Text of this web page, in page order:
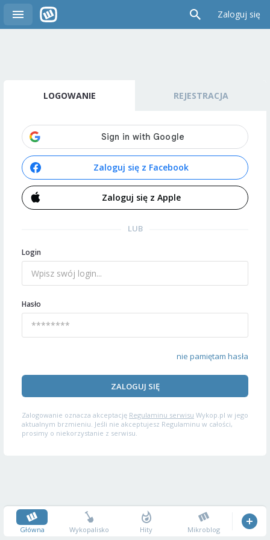
Zaloguj się
LOGOWANIE REJESTRACJA
Zaloguj się z Facebook
Zaloguj się z Apple
LUB
Login
Hasło
nie pamiętam hasła
ZALOGUJ SIĘ
Zalogowanie oznacza akceptację Regulaminu serwisu Wykop.pl w jego
aktualnym brzmieniu. Jeśli nie akceptujesz Regulaminu w całości,
prosimy o niekorzystanie z serwisu.
Główna Wykopalisko Hity Mikroblog